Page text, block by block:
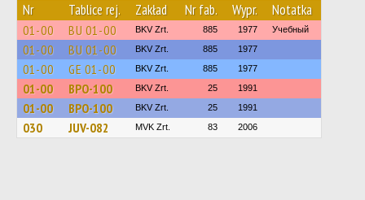
Nr Tablice rej. Zakład Nr fab. Wypr. Notatka
01-00 BU 01-00 BKV Zrt. 885 1977 Учебный
01-00 BU 01-00 BKV Zrt. 885 1977
01-00 GE 01-00 BKV Zrt. 885 1977
01-00 BPO-100 BKV Zrt. 25 1991
01-00 BPO-100 BKV Zrt. 25 1991
030 JUV-082 MVK Zrt. 83 2006